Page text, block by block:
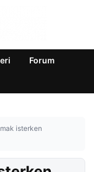
Forum
isterken